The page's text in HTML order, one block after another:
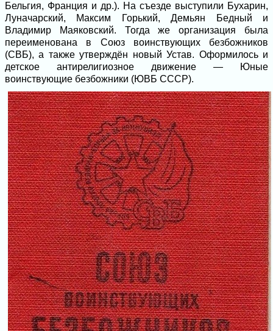
Бельгия, Франция и др.). На съезде выступили Бухарин,
Луначарский, Максим Горький, Демьян Бедный и
Владимир Маяковский. Тогда же организация была
переименована в Союз воинствующих безбожников
(СВБ), а также утверждён новый Устав. Оформилось и
детское антирелигиозное движение — Юные
воинствующие безбожники (ЮВБ СССР).